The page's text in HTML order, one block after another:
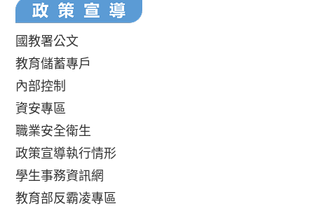
國教署公文
教育儲蓄專戶
內部控制
資安專區
職業安全衛生
政策宣導執行情形
學生事務資訊網
教育部反霸凌專區